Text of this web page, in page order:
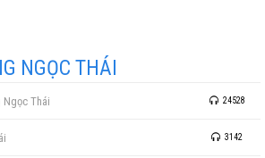
NGỌC THÁI
Ngọc Thái 24528
3142